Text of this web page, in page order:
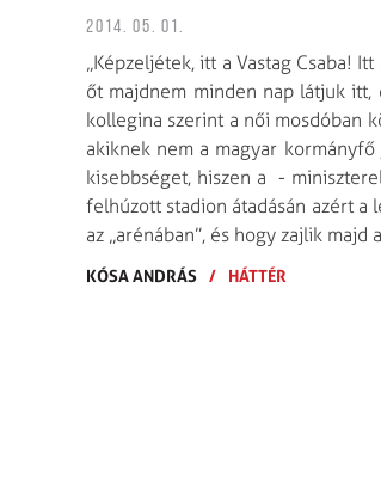
2014. 05. 01.
„Képzeljétek, itt a Vastag Csaba!
őt majdnem minden nap látjuk itt,
kollegina szerint a női mosdóban
akiknek nem a magyar
kisebbséget, hiszen a -
felhúzott stadion átadásán azért
az „arénában”, és hogy zajlik majd
KÓSA ANDRÁS / HÁTTÉR